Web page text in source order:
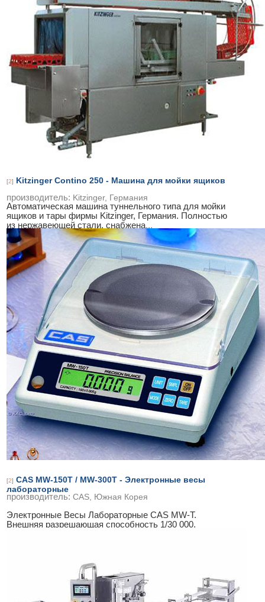
[2] Kitzinger Contino 250 - Машина для мойки ящиков
Автоматическая машина туннельного типа для мойки
ящиков и тары фирмы Kitzinger, Германия. Полностью
из нержавеющей стали, снабжена...
производитель: Kitzinger, Германия
[2] CAS MW-150T / MW-300T - Электронные весы
лабораторные
Электронные Весы Лабораторные CAS MW-T.
Внешняя разрешающая способность 1/30 000.
производитель: CAS, Южная Корея